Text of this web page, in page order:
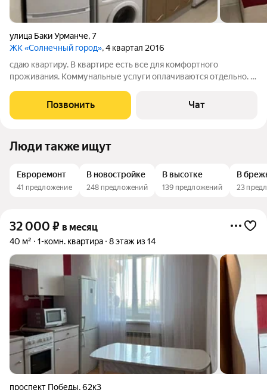
улица Баки Урманче,7
ЖК «Солнечный город», 4 квартал 2016
сдаю квартиру. В квартире есть все для комфортного
проживания. Коммунальные услуги оплачиваются отдельно. В
ответить в чате. Оставьте пожалуйста свой номер телефона
или данные куда вам можно
Позвонить Чат
Люди также ищут
Евроремонт
41 предложение
В новостройке
248 предложений
В высотке
139 предложений
В
23
32 000 ₽ в месяц
40 м² 1-комн. квартира 8 этаж из 14
проспект Победы,62к3